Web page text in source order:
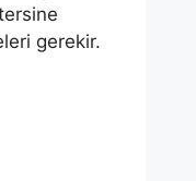
gerekir.